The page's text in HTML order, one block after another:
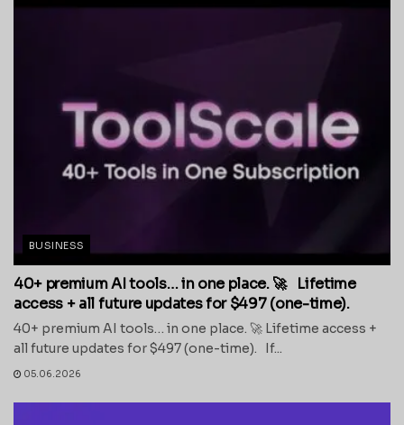
BUSINESS
40+ premium AI tools… in one place. 🚀 Lifetime
access + all future updates for $497 (one-time).
40+ premium AI tools… in one place. 🚀 Lifetime access +
all future updates for $497 (one-time). If...
05.06.2026